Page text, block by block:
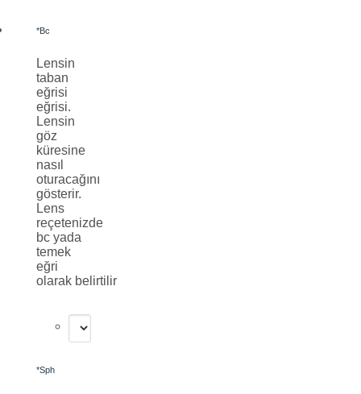
*Bc
Lensin
taban
eğrisi
eğrisi.
Lensin
göz
küresine
nasıl
oturacağını
gösterir.
Lens
reçetenizde
bc yada
temek
eğri
olarak belirtilir
*Sph